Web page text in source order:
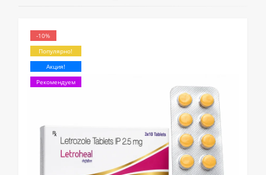
-10%
Популярно!
Акция!
Рекомендуем